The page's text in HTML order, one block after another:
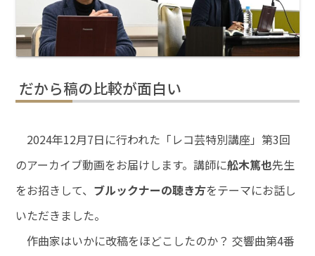
だから稿の比較が面白い
2024年12月7日に行われた「レコ芸特別講座」第3回
のアーカイブ動画をお届けします。講師に舩木篤也先生
をお招きして、 ブルックナーの聴き方をテーマにお話し
いただきました。
作曲家はいかに改稿をほどこしたのか？ 交響曲第4番